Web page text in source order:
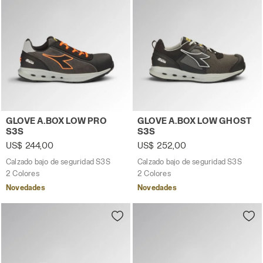
Calzado bajo de seguridad S3S GLOVE A.BOX LOW
GLOVE A.BOX LOW PRO
S3S
US$ 244,00
Calzado bajo de seguridad S3S
2 Colores
Novedades
Calzado bajo de seguridad
GLOVE A.BOX LOW GHOST
S3S
US$ 252,00
Calzado bajo de seguridad S3S
2 Colores
Novedades